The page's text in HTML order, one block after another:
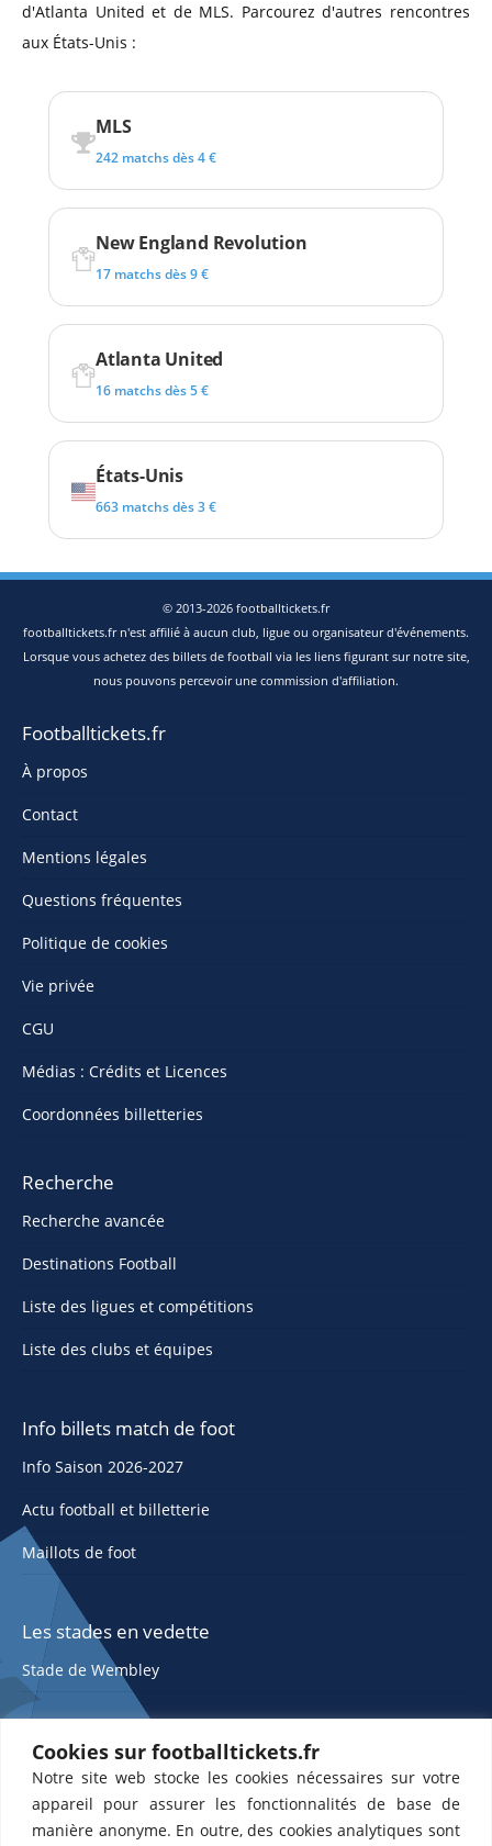
Cookies sur footballtickets.fr
Notre site web stocke les cookies nécessaires sur votre
appareil pour assurer les fonctionnalités de base de
manière anonyme. En outre, des cookies analytiques sont
d'Atlanta United et de MLS. Parcourez d'autres rencontres
aux États-Unis :
MLS
242 matchs dès 4 €
New England Revolution
17 matchs dès 9 €
Atlanta United
16 matchs dès 5 €
États-Unis
663 matchs dès 3 €
© 2013-2026 footballtickets.fr
footballtickets.fr n'est affilié à aucun club, ligue ou organisateur d'événements.
Lorsque vous achetez des billets de football via les liens figurant sur notre site,
nous pouvons percevoir une commission d'affiliation.
Footballtickets.fr
À propos
Contact
Mentions légales
Questions fréquentes
Politique de cookies
Vie privée
CGU
Médias : Crédits et Licences
Coordonnées billetteries
Recherche
Recherche avancée
Destinations Football
Liste des ligues et compétitions
Liste des clubs et équipes
Info billets match de foot
Info Saison 2026-2027
Actu football et billetterie
Maillots de foot
Les stades en vedette
Stade de Wembley